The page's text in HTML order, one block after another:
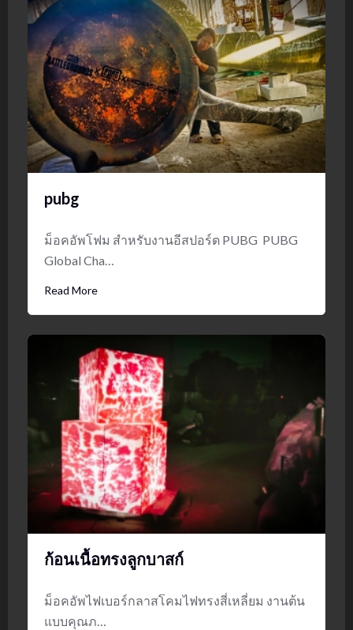
pubg
ม็อคอัพโฟม สำหรับงานอีสปอร์ต PUBG PUBG
Global Cha…
Read More
ก้อนเนื้อทรงลูกบาสก์
ม็อคอัพไฟเบอร์กลาสโคมไฟทรงสี่เหลี่ยม งานต้น
แบบคุณภ…